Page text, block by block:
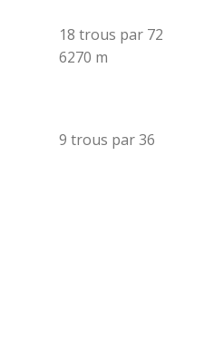
18 trous par 72
6270 m
9 trous par 36